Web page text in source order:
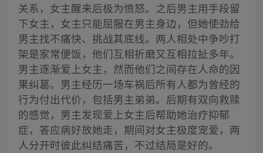
关系，女主醒来后极为愤怒。之后男主用手段留
下女主，女主只能屈服在男主身边，但她使劲给
男主找不痛快、挑战其底线。两人相处中争吵打
架是家常便饭，他们互相折磨又互相拉扯多年。
男主逐渐爱上女主，然而他们之间存在人命的因
果纠葛。男主经历一场车祸后所有人都为曾经的
行为付出代价，包括男主弟弟。后期有双向救赎
的感觉，男主发现爱上女主后帮助她治疗抑郁
症，答应病好放她走，期间对女主极度宠爱，两
人分开时彼此纠结痛苦，不过结局是好的。